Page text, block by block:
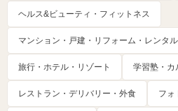
ヘルス&ビューティ・フィットネス
マンション・戸建・リフォーム・レンタ
旅行・ホテル・リゾート 学習塾・カ
レストラン・デリバリー・外食 フォ